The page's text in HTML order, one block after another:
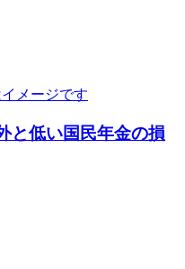
低い国民年金の損